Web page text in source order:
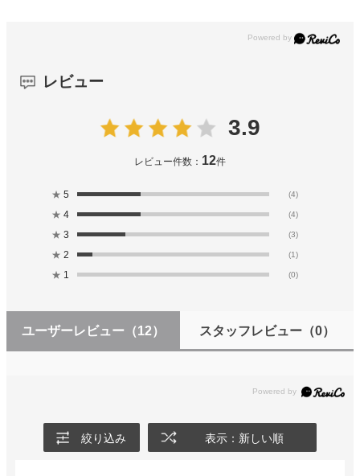
レビュー
3.9
レビュー件数： 12件
★ 5 (4)
★ 4 (4)
★ 3 (3)
★ 2 (1)
★ 1 (0)
ユーザーレビュー （12） スタッフレビュー（0）
絞り込み 表示：新しい順